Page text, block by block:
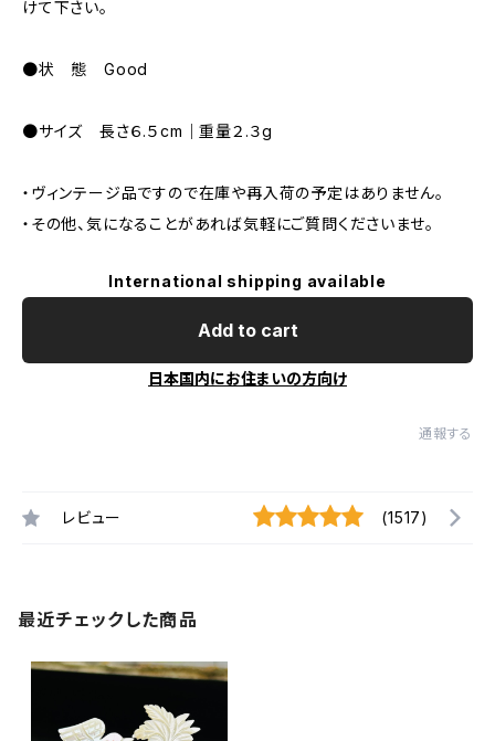
けて下さい。
●状 態 Good
●サイズ 長さ６.５cm｜重量２.３g
・ヴィンテージ品ですので在庫や再入荷の予定はありません。
・その他、気になることがあれば気軽にご質問くださいませ。
International shipping available
Add to cart
日本国内にお住まいの方向け
通報する
レビュー (1517)
最近チェックした商品